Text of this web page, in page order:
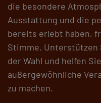
die besondere
Ausstattung und die
bereits erlebt haben,
Stimme. Unterstützen
der Wahl und helfen
außergewöhnliche
zu machen.